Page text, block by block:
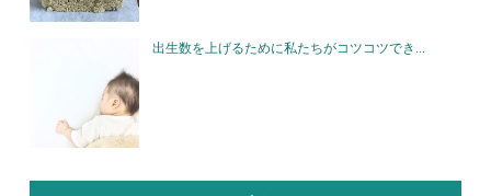
出生数を上げるために私たちがコツコツでき...